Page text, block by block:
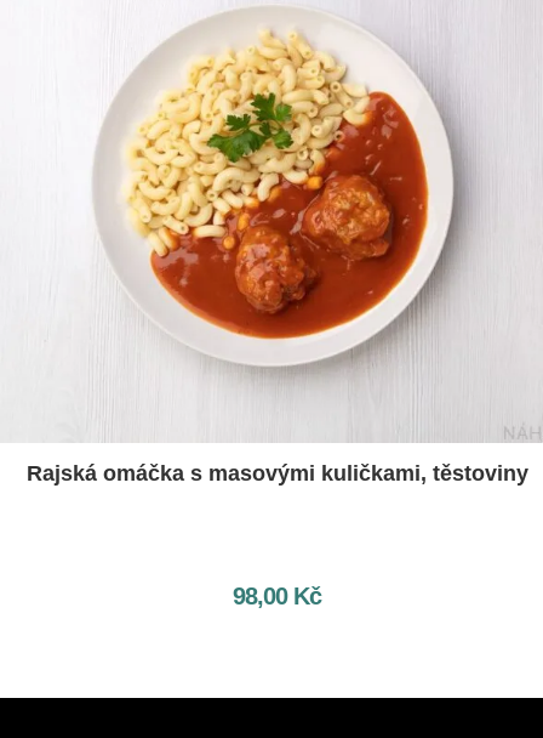
Rajská omáčka s masovými kuličkami, těstoviny
98,00 Kč